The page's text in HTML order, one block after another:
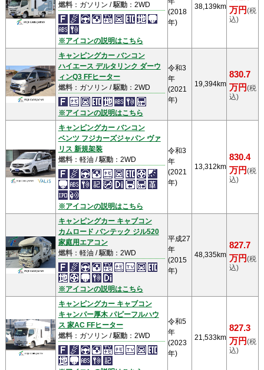
燃料：ガソリン /駆動：2WD
※アイコンの説明はこちら
(2018
年)
38,139km 万円(税
込)
キャンピングカー バンコン
ハイエース デルタリンク ダーウ
ィンQ3 FFヒーター
燃料：ガソリン /駆動：2WD
※アイコンの説明はこちら
令和3
年
(2021
年)
19,394km
830.7
万円(税
込)
キャンピングカー バンコン
ベンツ フジカーズジャパン ヴァ
リス 新規架装
燃料：軽油 /駆動：2WD
※アイコンの説明はこちら
令和3
年
(2021
年)
13,312km
830.4
万円(税
込)
キャンピングカー キャブコン
カムロード バンテック ジル520
家庭用エアコン
燃料：軽油 /駆動：2WD
※アイコンの説明はこちら
平成27
年
(2015
年)
48,335km
827.7
万円(税
込)
キャンピングカー キャブコン
キャンパー厚木 パピーフルハウ
ス 家AC FFヒーター
燃料：ガソリン /駆動：2WD
令和5
年
(2023
年)
21,533km
827.3
万円(税
込)